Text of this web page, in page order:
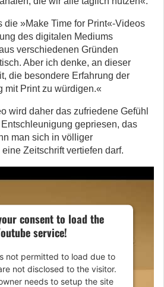
die »Make Time for Print«-Videos
des digitalen Mediums
verschiedenen Gründen
Aber ich denke, an dieser
die besondere Erfahrung der
mit Print zu würdigen.«
wird daher das zufriedene Gefühl
gepriesen, das
man sich in völliger
Zeitschrift vertiefen darf.
consent to load the
service!
not permitted to load due to
not disclosed to the visitor.
needs to setup the site